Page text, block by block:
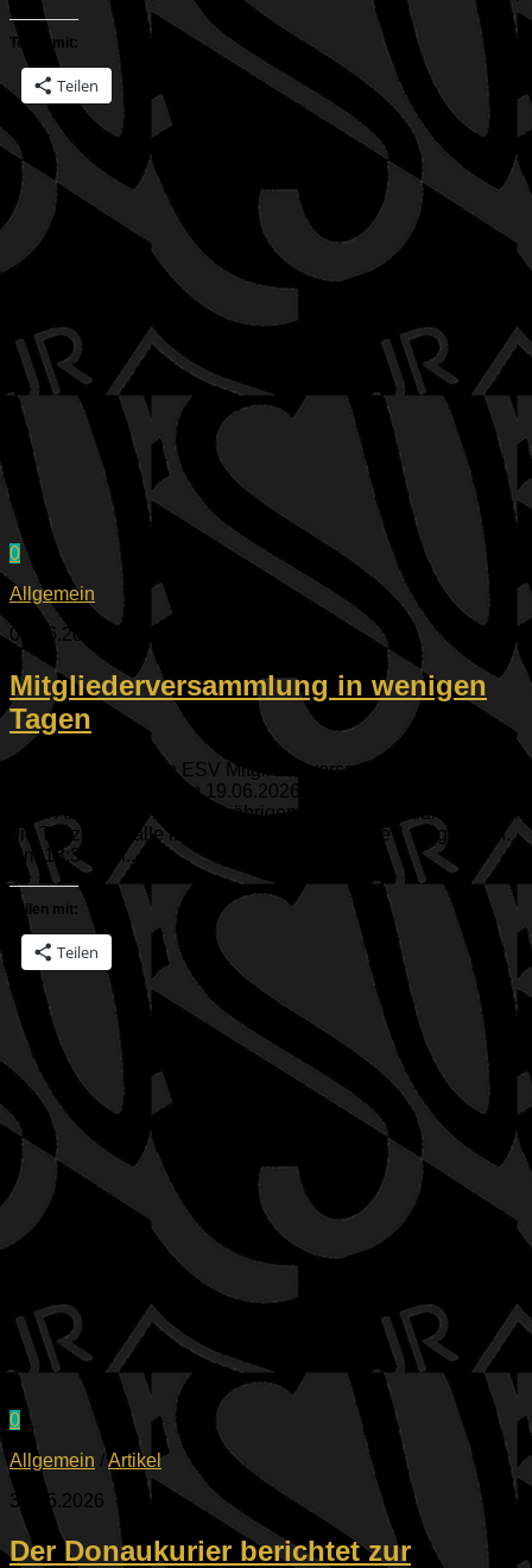
Teilen mit:
Teilen
0
Allgemein
02.06.2026
Mitgliederversammlung in wenigen
Tagen
Bis zur diesjährigen ESV Mitgliederversammlung sind es nur
noch wenige Tage! Am 19.06.2026 sind alle ESVler aus
allen Abteilungen zur diesjährigen Mitgliederversammlung in
die Tanzsporthalle in der Geisenfelder Straße 1 eingeladen.
Um 18:30 Uhr...
Teilen mit:
Teilen
0
Allgemein /Artikel
31.05.2026
Der Donaukurier berichtet zur